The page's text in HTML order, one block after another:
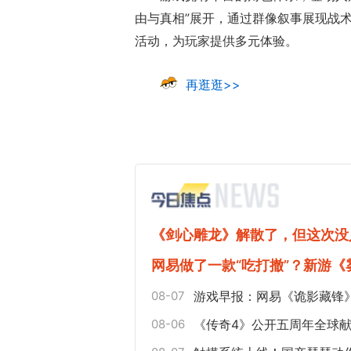
由与真相”展开，通过群像叙事展现战
活动，为玩家提供多元体验。
再逛逛>>
《剑心雕龙》解散了，但这次
网易做了一款“吃打撤”？新游
08-07 游戏早报：网易《诡影藏锋
08-06 《传奇4》公开五周年全球